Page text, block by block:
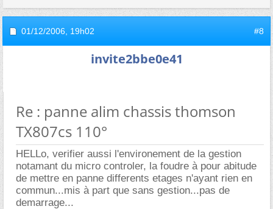
01/12/2006, 19h02 #8
invite2bbe0e41
Re : panne alim chassis thomson
TX807cs 110°
HELLo, verifier aussi l'environement de la gestion
notamant du micro controler, la foudre à pour abitude
de mettre en panne differents etages n'ayant rien en
commun...mis à part que sans gestion...pas de
demarrage...